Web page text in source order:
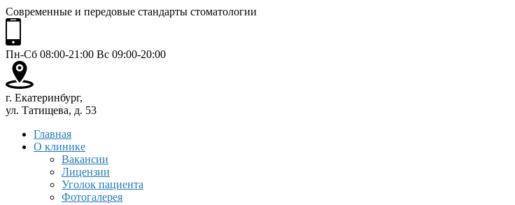
Современные и передовые стандарты стоматологии
Пн-Сб 08:00-21:00 Вс 09:00-20:00
г. Екатеринбург,
ул. Татищева, д. 53
Главная
О клинике
Вакансии
Лицензии
Уголок пациента
Фотогалерея